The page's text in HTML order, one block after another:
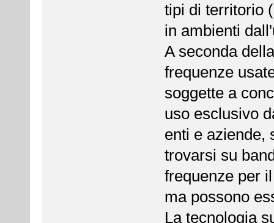
tipi di territorio
in ambienti
A seconda
frequenze
soggette a
uso esclusivo
enti e aziende,
trovarsi su
frequenze per
ma possono
La tecnologia